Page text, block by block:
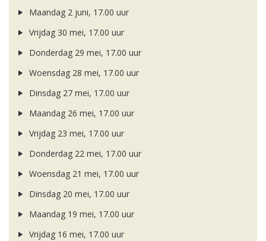
Maandag 2 juni, 17.00 uur
Vrijdag 30 mei, 17.00 uur
Donderdag 29 mei, 17.00 uur
Woensdag 28 mei, 17.00 uur
Dinsdag 27 mei, 17.00 uur
Maandag 26 mei, 17.00 uur
Vrijdag 23 mei, 17.00 uur
Donderdag 22 mei, 17.00 uur
Woensdag 21 mei, 17.00 uur
Dinsdag 20 mei, 17.00 uur
Maandag 19 mei, 17.00 uur
Vrijdag 16 mei, 17.00 uur